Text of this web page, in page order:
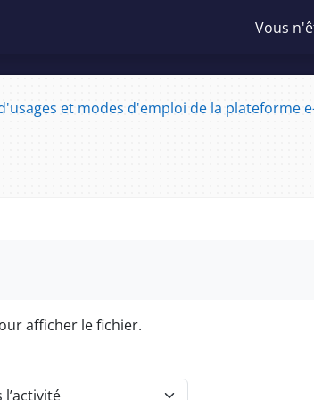
Vous
et modes d'emploi de la plateforme
afficher le fichier.